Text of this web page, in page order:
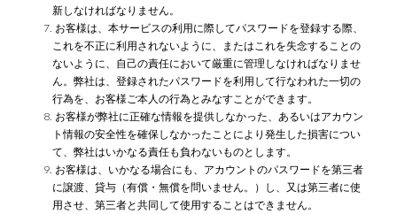
新しなければなりません。
7. お客様は、本サービスの利用に際してパスワードを登録する際、
これを不正に利用されないように、またはこれを失念することの
ないように、自己の責任において厳重に管理しなければなりませ
ん。弊社は、登録されたパスワードを利用して行なわれた一切の
行為を、お客様ご本人の行為とみなすことができます。
8. お客様が弊社に正確な情報を提供しなかった、あるいはアカウン
ト情報の安全性を確保しなかったことにより発生した損害につい
て、弊社はいかなる責任も負わないものとします。
9. お客様は、いかなる場合にも、アカウントのパスワードを第三者
に譲渡、貸与（有償・無償を問いません。）し、又は第三者に使
用させ、第三者と共同して使用することはできません。